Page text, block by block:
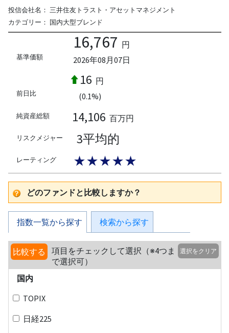
投信会社名： 三井住友トラスト・アセットマネジメント
カテゴリー： 国内大型ブレンド
基準価額
16,767 円
2026年08月07日
前日比
16 円
(0.1%)
純資産総額 14,106 百万円
リスクメジャー 3平均的
レーティング ★★★★★
どのファンドと比較しますか？
指数一覧から探す 検索から探す
比較する
項目をチェックして選択（※4つま
で選択可）
選択をクリア
国内
TOPIX
日経225